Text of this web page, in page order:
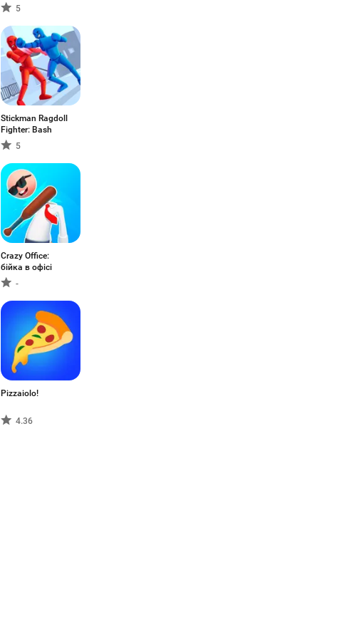
5
Stickman Ragdoll
Fighter: Bash
5
Crazy Office:
бійка в офісі
-
Pizzaiolo!
4.36